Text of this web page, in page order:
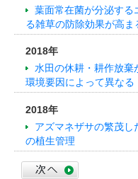
葉面常在菌が分泌する
る雑草の防除効果が高ま
2018年
水田の休耕・耕作放棄
環境要因によって異なる
2018年
アズマネザサの繁茂し
の植生管理